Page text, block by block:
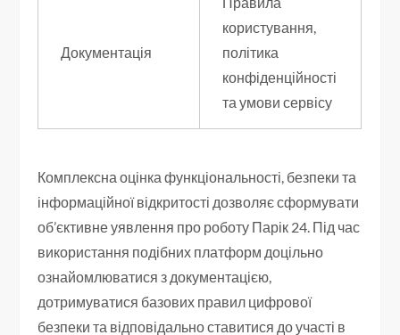
Документація
користування,
політика
конфіденційності
та умови сервісу
Комплексна оцінка функціональності, безпеки та
інформаційної відкритості дозволяє сформувати
об’єктивне уявлення про роботу Парік 24. Під час
використання подібних платформ доцільно
ознайомлюватися з документацією,
дотримуватися базових правил цифрової
безпеки та відповідально ставитися до участі в